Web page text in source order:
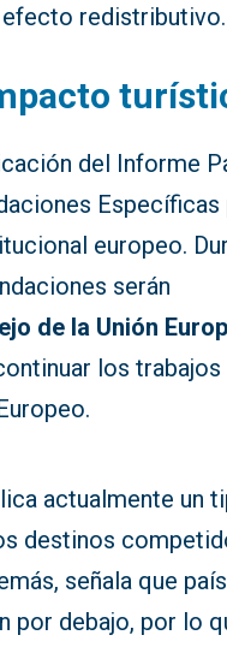
redistributivo.
del Informe
Específicas
europeo.
serán
de la Unión
los trabajos
actualmente un
destinos
señala que
por debajo, por lo